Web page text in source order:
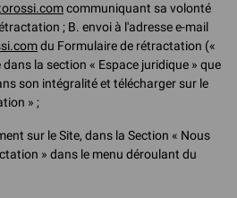
communiquant sa volonté
; B. envoi à l'adresse e-mail
du Formulaire de rétractation («
dans la section « Espace juridique » que
son intégralité et télécharger sur le
» ;
sur le Site, dans la Section « Nous
» dans le menu déroulant du